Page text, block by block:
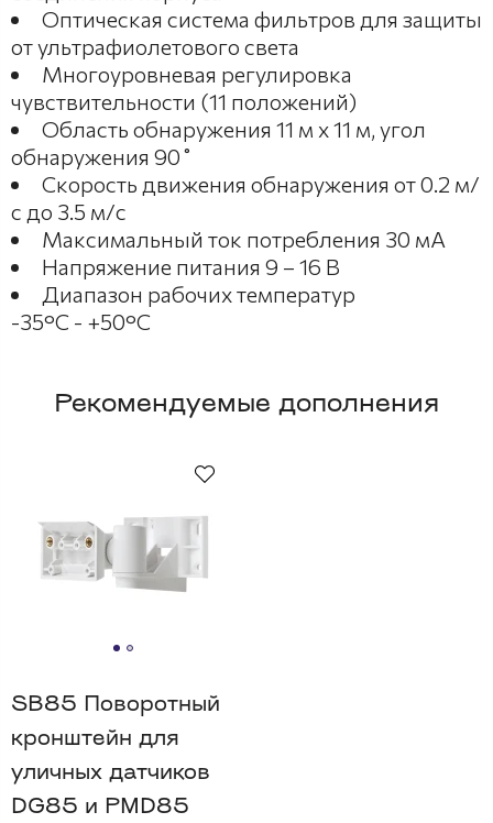
Оптическая система фильтров для защиты
от ультрафиолетового света
Многоуровневая регулировка
чувствительности (11 положений)
Область обнаружения 11 м х 11 м, угол
обнаружения 90˚
Скорость движения обнаружения от 0.2 м/
с до 3.5 м/с
Максимальный ток потребления 30 мА
Напряжение питания 9 – 16 В
Диапазон рабочих температур
-35°С - +50°С
Рекомендуемые дополнения
SB85 Поворотный
кронштейн для
уличных датчиков
DG85 и PMD85